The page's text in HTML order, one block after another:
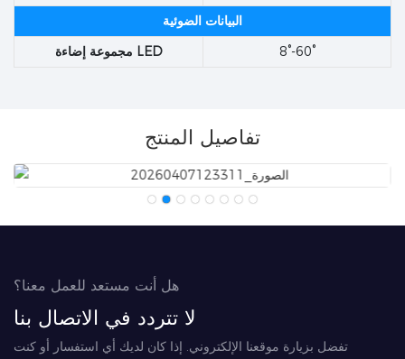
البيانات الضوئية
مجموعة إضاءة LED
8°-60°
تفاصيل المنتج
هل أنت مستعد للعمل معنا؟
لا تتردد في الاتصال بنا
تفضل بزيارة موقعنا الإلكتروني. إذا كان لديك أي استفسار أو كنت